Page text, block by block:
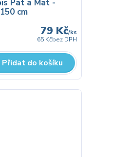
Pat a Mat -
cm
79 Kč/ks
65 Kčbez DPH
Přidat do košíku